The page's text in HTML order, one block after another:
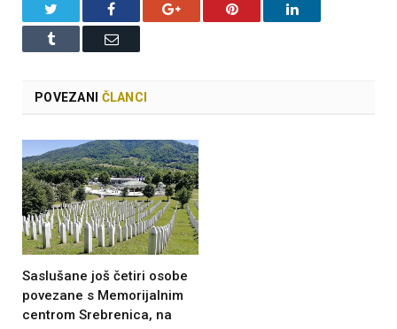
Facebook Google+ Pinterest LinkedIn
Tumblr Email
POVEZANI ČLANCI
Saslušane još četiri osobe
povezane s Memorijalnim
centrom Srebrenica, na